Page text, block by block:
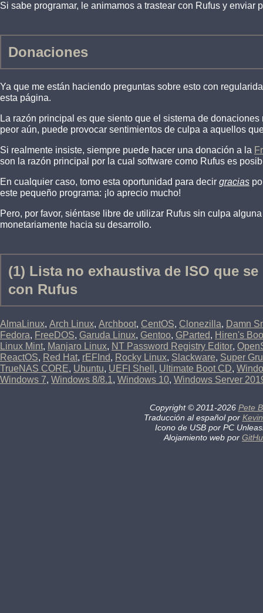
Si sabe programar, le animamos a trastear con Rufus y enviar
Donaciones
Ya que me están haciendo preguntas sobre esto con
esta página.
La razón principal es que siento que el sistema de
peor aún, puede provocar sentimientos de culpa a aquellos
Si realmente insiste, siempre puede hacer una donación a la
son la razón principal por la cual software como Rufus es
En cualquier caso, tomo esta oportunidad para decir gracias
este pequeño programa: ¡lo aprecio mucho!
Pero, por favor, siéntase libre de utilizar Rufus sin culpa
monetariamente hacia su desarrollo.
(1) Lista no exhaustiva de ISO que
con Rufus
AlmaLinux, Arch Linux, Archboot, CentOS, Clonezilla, Damn
Fedora, FreeDOS, Garuda Linux, Gentoo, GParted, Hiren's
Linux Mint, Manjaro Linux, NT Password Registry Editor,
ReactOS, Red Hat, rEFInd, Rocky Linux, Slackware, Super
TrueNAS CORE, Ubuntu, UEFI Shell , Ultimate Boot CD,
Windows 7, Windows 8/8.1, Windows 10, Windows Server
Copyright©2011-2026 Pete
Traducción al español por
Icono de USB por PC
Alojamiento web por